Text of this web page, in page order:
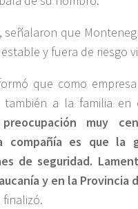
señalaron que
y fuera de riesgo
que como
a la familia en
preocupación muy
compañía es que
de seguridad.
y en la Provincia
finalizó.